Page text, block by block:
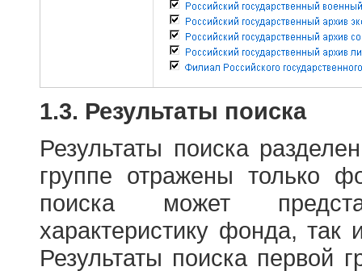
1.3. Результаты поиска
Результаты поиска
группе отражены только
поиска может
характеристику фонда,
Результаты поиска первой